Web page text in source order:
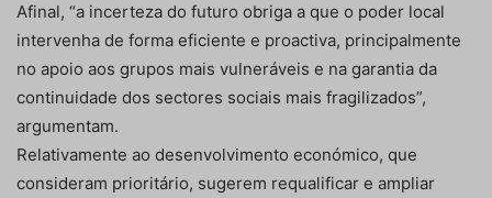
Afinal, “a incerteza do futuro obriga a que o poder local
intervenha de forma eficiente e proactiva, principalmente
no apoio aos grupos mais vulneráveis e na garantia da
continuidade dos sectores sociais mais fragilizados”,
argumentam.
Relativamente ao desenvolvimento económico, que
consideram prioritário, sugerem requalificar e ampliar